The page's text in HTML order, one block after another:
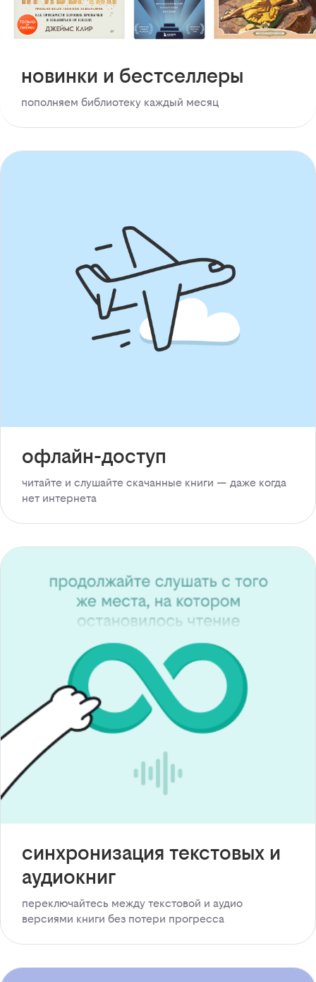
новинки и бестселлеры
пополняем библиотеку каждый месяц
офлайн-доступ
читайте и слушайте скачанные книги — даже когда
нет интернета
синхронизация текстовых и
аудиокниг
переключайтесь между текстовой и аудио
версиями книги без потери прогресса